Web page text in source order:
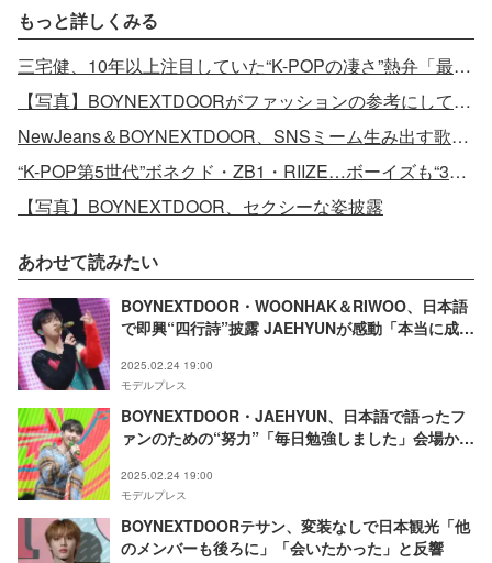
もっと詳しくみる
三宅健、10年以上注目していた“K-POPの凄さ”熱弁「最近気になるのはBOYNEXTDOORとRIIZE」
【写真】BOYNEXTDOORがファッションの参考にしているBTSメンバー
NewJeans＆BOYNEXTDOOR、SNSミーム生み出す歌詞に“共通点”
“K-POP第5世代”ボネクド・ZB1・RIIZE…ボーイズも“3分弱”で勝負の時代に
【写真】BOYNEXTDOOR、セクシーな姿披露
あわせて読みたい
BOYNEXTDOOR・WOONHAK＆RIWOO、日本語
で即興“四行詩”披露 JAEHYUNが感動「本当に成長
2025.02.24 19:00
モデルプレス
BOYNEXTDOOR・JAEHYUN、日本語で語ったフ
ァンのための“努力”「毎日勉強しました」会場から
Vol.1’ IN JAPAN】
2025.02.24 19:00
モデルプレス
BOYNEXTDOORテサン、変装なしで日本観光「他
のメンバーも後ろに」「会いたかった」と反響